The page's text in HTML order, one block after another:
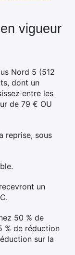
vigueur
Nord 5 (512
dont un
entre les
de 79 € OU
reprise, sous
un
50 % de
% de réduction
sur la
×